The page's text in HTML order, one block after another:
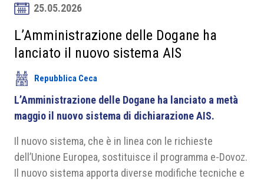
Sviluppo Mercato
Soci
Partner
Progetti
Area riservata
25.05.2026
L’Amministrazione delle Dogane ha
lanciato il nuovo sistema AIS
Repubblica Ceca
L’Amministrazione delle Dogane ha lanciato a metà
maggio il nuovo sistema di dichiarazione AIS.
Il nuovo sistema, che è in linea con le richieste
dell’Unione Europea, sostituisce il programma e-Dovoz.
Il nuovo sistema apporta diverse modifiche tecniche e